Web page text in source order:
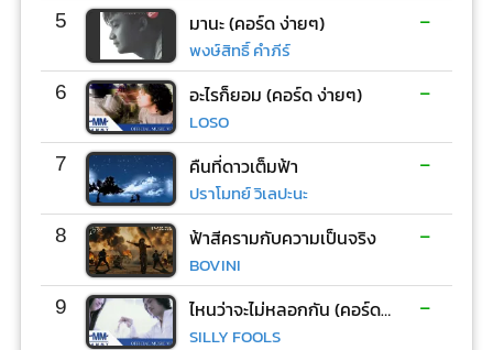
5 มานะ (คอร์ด ง่ายๆ)
พงษ์สิทธิ์ คำภีร์
-
6 อะไรก็ยอม (คอร์ด ง่ายๆ)
LOSO
-
7 คืนที่ดาวเต็มฟ้า
ปราโมทย์ วิเลปะนะ
-
8 ฟ้าสีครามกับความเป็นจริง
BOVINI
-
9 ไหนว่าจะไม่หลอกกัน (คอร์ด ง่ายๆ)
SILLY FOOLS
-